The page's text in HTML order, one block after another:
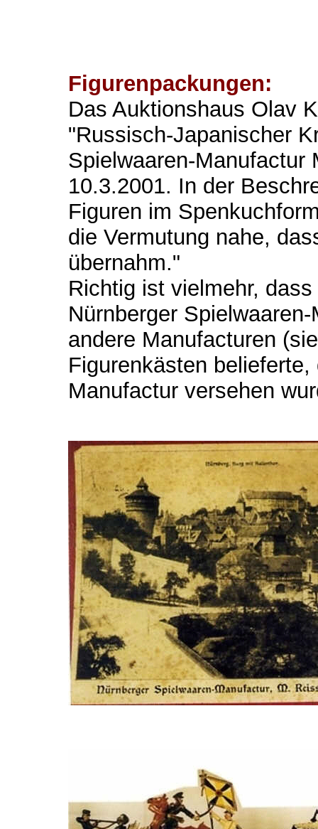
Figurenpackungen:
Das Auktionshaus Olav
"Russisch-Japanischer
Spielwaaren-Manufactur
10.3.2001. In der
Figuren im
die Vermutung nahe,
übernahm."
Richtig ist vielmehr,
Nürnberger
andere Manufacturen
Figurenkästen
Manufactur versehen